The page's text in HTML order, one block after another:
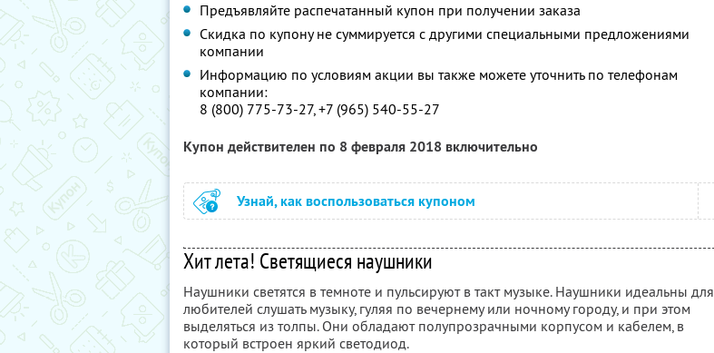
Предъявляйте распечатанный купон при получении заказа
Скидка по купону не суммируется с другими специальными предложениями
компании
Информацию по условиям акции вы также можете уточнить по телефонам
компании:
8 (800) 775-73-27, +7 (965) 540-55-27
Купон действителен по 8 февраля 2018 включительно
Узнай, как воспользоваться купоном
Хит лета! Светящиеся наушники
Наушники светятся в темноте и пульсируют в такт музыке. Наушники идеальны для
любителей слушать музыку, гуляя по вечернему или ночному городу, и при этом
выделяться из толпы. Они обладают полупрозрачными корпусом и кабелем, в
который встроен яркий светодиод.